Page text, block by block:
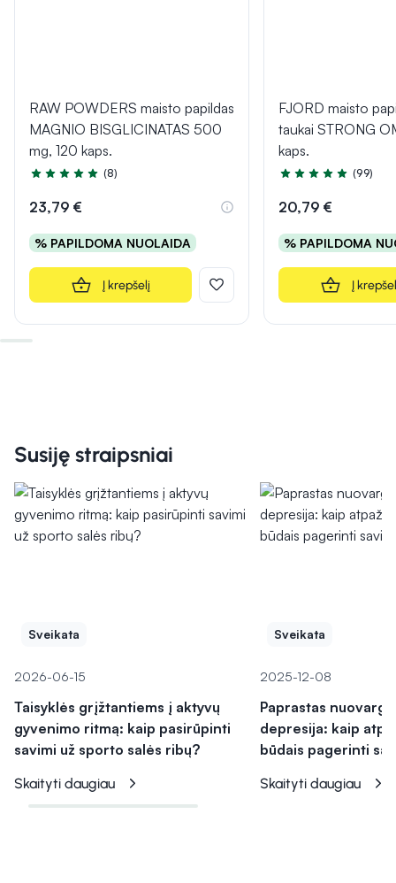
RAW POWDERS maisto papildas
MAGNIO BISGLICINATAS 500
mg, 120 kaps.
Įvertinimas 5.0 iš 5
(8)
23,79 €
% PAPILDOMA NUOLAIDA
Į krepšelį
FJORD maisto
taukai STRONG
kaps.
Įvertinimas 4.9 iš 5
(99)
20,79 €
% PAPILDOMA
Į
Susiję straipsniai
Sveikata
2026-06-15
Taisyklės grįžtantiems į aktyvų
gyvenimo ritmą: kaip pasirūpinti
savimi už sporto salės ribų?
Skaityti daugiau
Sveikata
2025-12-08
Paprastas
depresija: kaip
būdais pagerinti
Skaityti daugiau